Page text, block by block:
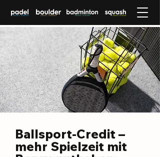
Ballsport-Credit –
mehr Spielzeit mit